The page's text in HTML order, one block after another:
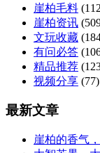
崖柏毛料
崖柏资讯
文玩收藏
有问必答
精品推荐
视频分享 (77)
最新文章
崖柏的香气